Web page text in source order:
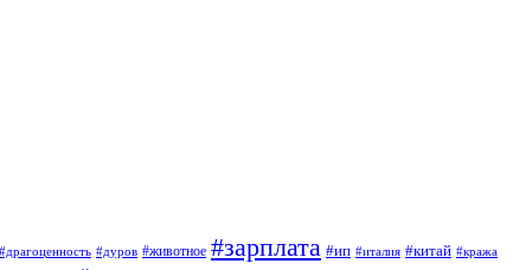
#драгоценность #дуров #животное #зарплата #ип #италия #китай #кража